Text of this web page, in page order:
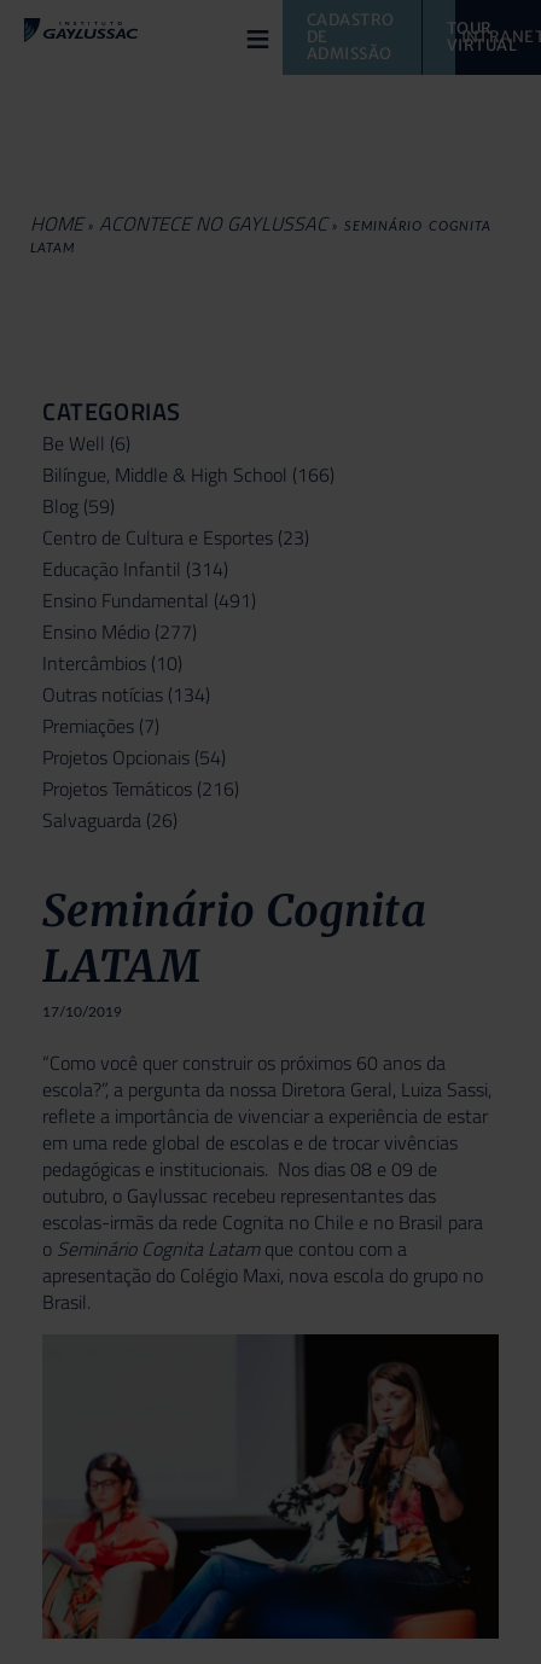
≡
CADASTRO
DE
ADMISSÃO
TOUR
VIRTUAL
HOME » ACONTECE NO GAYLUSSAC » SEMINÁRIO COGNITA
LATAM
CATEGORIAS
Be Well (6)
Bilíngue, Middle & High School (166)
Blog (59)
Centro de Cultura e Esportes (23)
Educação Infantil (314)
Ensino Fundamental (491)
Ensino Médio (277)
Intercâmbios (10)
Outras notícias (134)
Premiações (7)
Projetos Opcionais (54)
Projetos Temáticos (216)
Salvaguarda (26)
Seminário Cognita
LATAM
17/10/2019
“Como você quer construir os próximos 60 anos da
escola?”, a pergunta da nossa Diretora Geral, Luiza Sassi,
reflete a importância de vivenciar a experiência de estar
em uma rede global de escolas e de trocar vivências
pedagógicas e institucionais. Nos dias 08 e 09 de
outubro, o Gaylussac recebeu representantes das
escolas-irmãs da rede Cognita no Chile e no Brasil para
o Seminário Cognita Latamque contou com a
apresentação do Colégio Maxi, nova escola do grupo no
Brasil.